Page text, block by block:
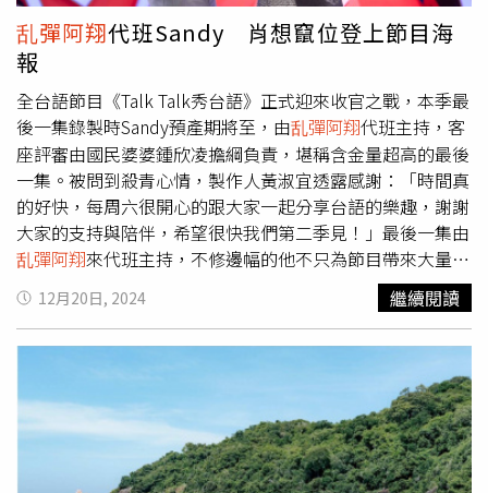
粉絲的深刻羈絆。孫淑媚無畏低溫以甜美造型現身。（圖／
林士傑攝）陳勢安則以〈好愛好散〉向2024告別，希望大
家在感到脆弱或需要安慰時自己時，能夠用歌聲的力量保護
大家，並帶來新歌〈全世界我只想保護你〉。而人氣歌曲
〈勢在必行〉前奏一出就引發熱烈歡呼，更以最廣為人知的
〈天后〉將漁人舞台化身大型KTV，陳勢安笑說這是他今年
最後一次演唱這首歌，希望大家可以多多聽他的其他作品。
台語金曲歌后孫淑媚一出場便獻唱乱彈阿翔製作兩年的新曲
〈我要閃閃爍〉，頭綁雙辮和下半身失蹤的她造型宛如大學
生般甜美，完全不懼淡水低溫賣力獻聲。談到〈我要閃閃
爍〉製作人，孫淑媚笑說讓大家一起大喊新年快樂給居住在
淡水的乱彈阿翔 聽。接著祭出將近十分鐘的經典組曲大展歌
喉，還走下舞台親民的與觀眾握手，大方送專輯給跟唱的粉
乱彈阿翔代班Sandy 肖想竄位登上節目海
報
全台語節目《Talk Talk秀台語》正式迎來收官之戰，本季最
後一集錄製時Sandy預產期將至，由乱彈阿翔代班主持，客
座評審由國民婆婆鍾欣凌擔綱負責，堪稱含金量超高的最後
一集。被問到殺青心情，製作人黃淑宜透露感謝：「時間真
的好快，每周六很開心的跟大家一起分享台語的樂趣，謝謝
大家的支持與陪伴，希望很快我們第二季見！」最後一集由
乱彈阿翔來代班主持，不修邊幅的他不只為節目帶來大量笑
果，拍攝浩角「翔」起宣傳照時還不忘自己調整風扇，要讓
秀髮飄逸入鏡，把現場的大家逗得笑聲連連，調皮的他在拍
攝現場也對照節目海報比起Sandy吳姍儒的招牌姿勢，大家
笑著問他是不是竄位來主持，他馬上回答：「這還是讓專業
的（Sandy）來吧」！接著開始讚賞選手們：「我真的很佩
服每一個選手，因為平常大家真的沒有很多環境可以這麼高
頻率的講台語，很多詞彙真的不常使用就很容易忘記，所以
這個節目真的很好，可以讓我們在複習到很多台語的美跟跟
12月20日, 2024 繼續閱讀